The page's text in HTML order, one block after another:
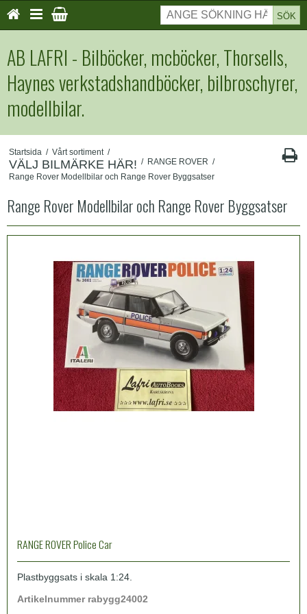
SÖK
AB LAFRI - Bilböcker, mcböcker, Thorsells,
Haynes verkstadshandböcker, bilbroschyrer,
modellbilar.
Startsida / Vårt sortiment /
VÄLJ BILMÄRKE HÄR! / RANGE ROVER /
Range Rover Modellbilar och Range Rover Byggsatser
Range Rover Modellbilar och Range Rover Byggsatser
RANGE ROVER Police Car
Plastbyggsats i skala 1:24.
Artikelnummer rabygg24002